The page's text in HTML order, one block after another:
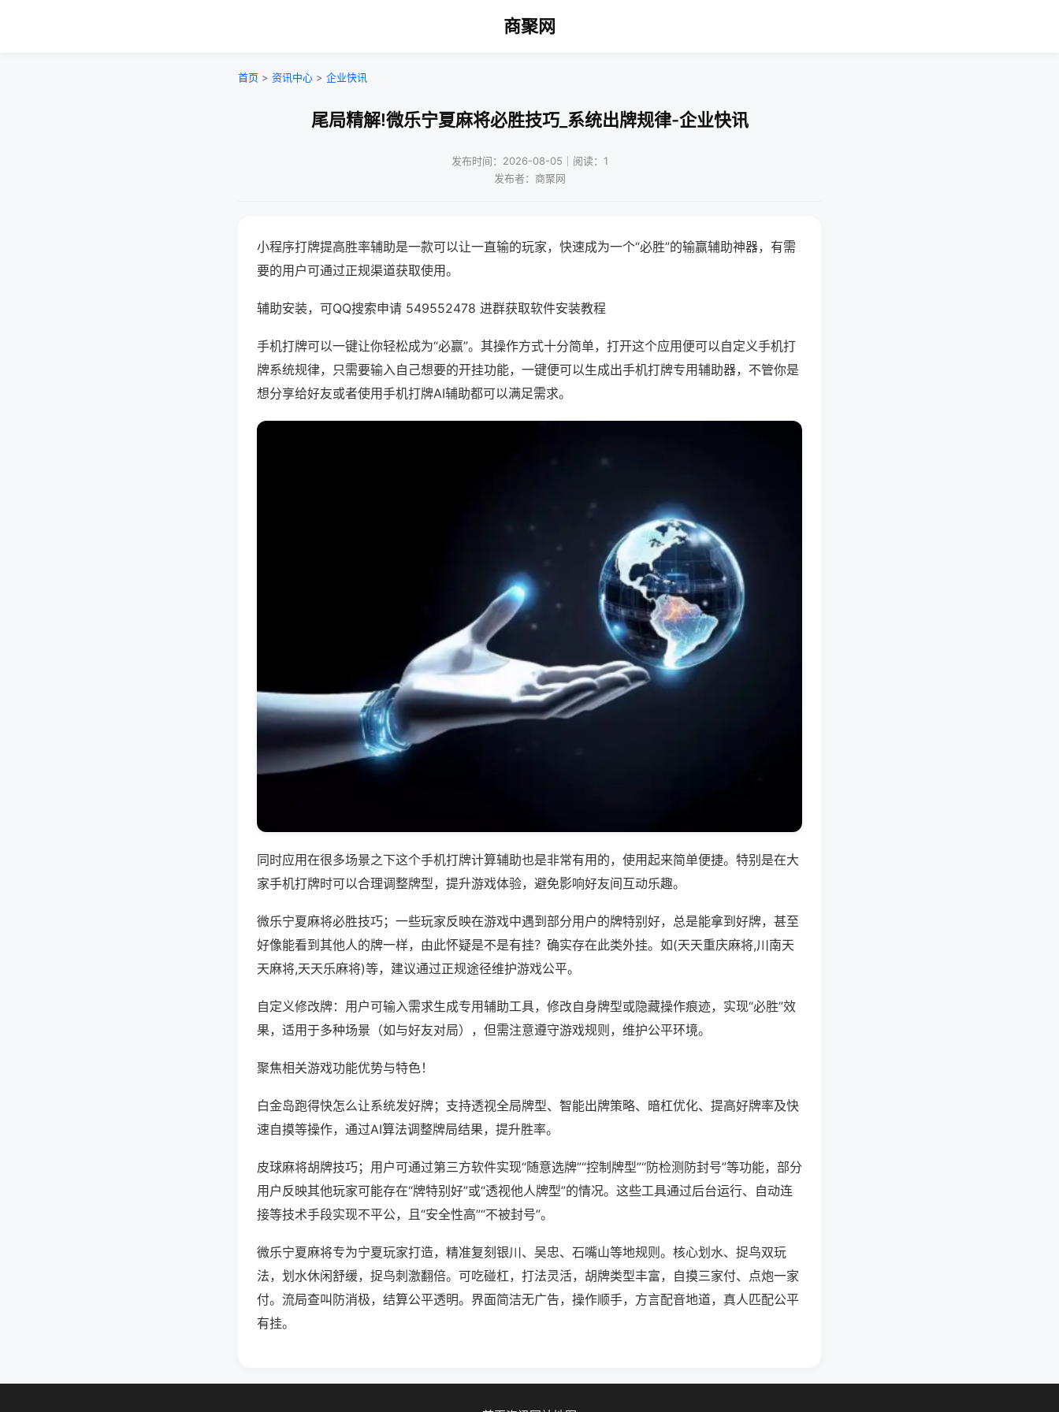
商聚网
首页 > 资讯中心 > 企业快讯
尾局精解!微乐宁夏麻将必胜技巧_系统出牌规律-企业快讯
发布时间：2026-08-05｜阅读：1
发布者：商聚网
小程序打牌提高胜率辅助是一款可以让一直输的玩家，快速成为一个“必胜”的输赢辅助神器，有需
要的用户可通过正规渠道获取使用。
辅助安装，可QQ搜索申请 549552478 进群获取软件安装教程
手机打牌可以一键让你轻松成为“必赢”。其操作方式十分简单，打开这个应用便可以自定义手机打
牌系统规律，只需要输入自己想要的开挂功能，一键便可以生成出手机打牌专用辅助器，不管你是
想分享给好友或者使用手机打牌AI辅助都可以满足需求。
同时应用在很多场景之下这个手机打牌计算辅助也是非常有用的，使用起来简单便捷。特别是在大
家手机打牌时可以合理调整牌型，提升游戏体验，避免影响好友间互动乐趣。
微乐宁夏麻将必胜技巧；一些玩家反映在游戏中遇到部分用户的牌特别好，总是能拿到好牌，甚至
好像能看到其他人的牌一样，由此怀疑是不是有挂？确实存在此类外挂。如(天天重庆麻将,川南天
天麻将,天天乐麻将)等，建议通过正规途径维护游戏公平。
自定义修改牌：用户可输入需求生成专用辅助工具，修改自身牌型或隐藏操作痕迹，实现“必胜”效
果，适用于多种场景（如与好友对局），但需注意遵守游戏规则，维护公平环境。
聚焦相关游戏功能优势与特色！
白金岛跑得快怎么让系统发好牌；支持透视全局牌型、智能出牌策略、暗杠优化、提高好牌率及快
速自摸等操作，通过AI算法调整牌局结果，提升胜率。
皮球麻将胡牌技巧；用户可通过第三方软件实现“随意选牌”“控制牌型”“防检测防封号”等功能，部分
用户反映其他玩家可能存在“牌特别好”或“透视他人牌型”的情况。这些工具通过后台运行、自动连
接等技术手段实现不平公，且“安全性高”“不被封号”。
微乐宁夏麻将专为宁夏玩家打造，精准复刻银川、吴忠、石嘴山等地规则。核心划水、捉鸟双玩
法，划水休闲舒缓，捉鸟刺激翻倍。可吃碰杠，打法灵活，胡牌类型丰富，自摸三家付、点炮一家
付。流局查叫防消极，结算公平透明。界面简洁无广告，操作顺手，方言配音地道，真人匹配公平
有挂。